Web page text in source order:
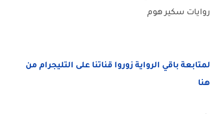
روايات سكير هوم
لمتابعة باقي الرواية زوروا قناتنا على التليجرام من
هنا